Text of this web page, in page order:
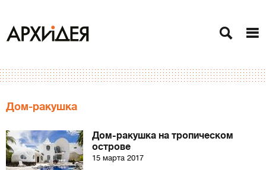
Дом-ракушка
Дом-ракушка на тропическом
острове
15 марта 2017